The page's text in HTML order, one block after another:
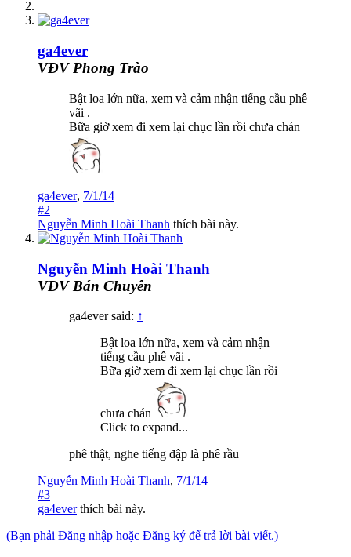
ga4ever
VĐV Phong Trào
Bật loa lớn nữa, xem và cảm nhận tiếng cầu phê
vãi .
Bữa giờ xem đi xem lại chục lần rồi chưa chán
ga4ever, 7/1/14
#2
Nguyễn Minh Hoài Thanh thích bài này.
Nguyễn Minh Hoài Thanh
VĐV Bán Chuyên
ga4ever said: ↑
Bật loa lớn nữa, xem và cảm nhận
tiếng cầu phê vãi .
Bữa giờ xem đi xem lại chục lần rồi
chưa chán
Click to expand...
phê thật, nghe tiếng đập là phê rầu
Nguyễn Minh Hoài Thanh, 7/1/14
#3
ga4everthích bài này.
(Bạn phải Đăng nhập hoặc Đăng ký để trả lời bài viết.)